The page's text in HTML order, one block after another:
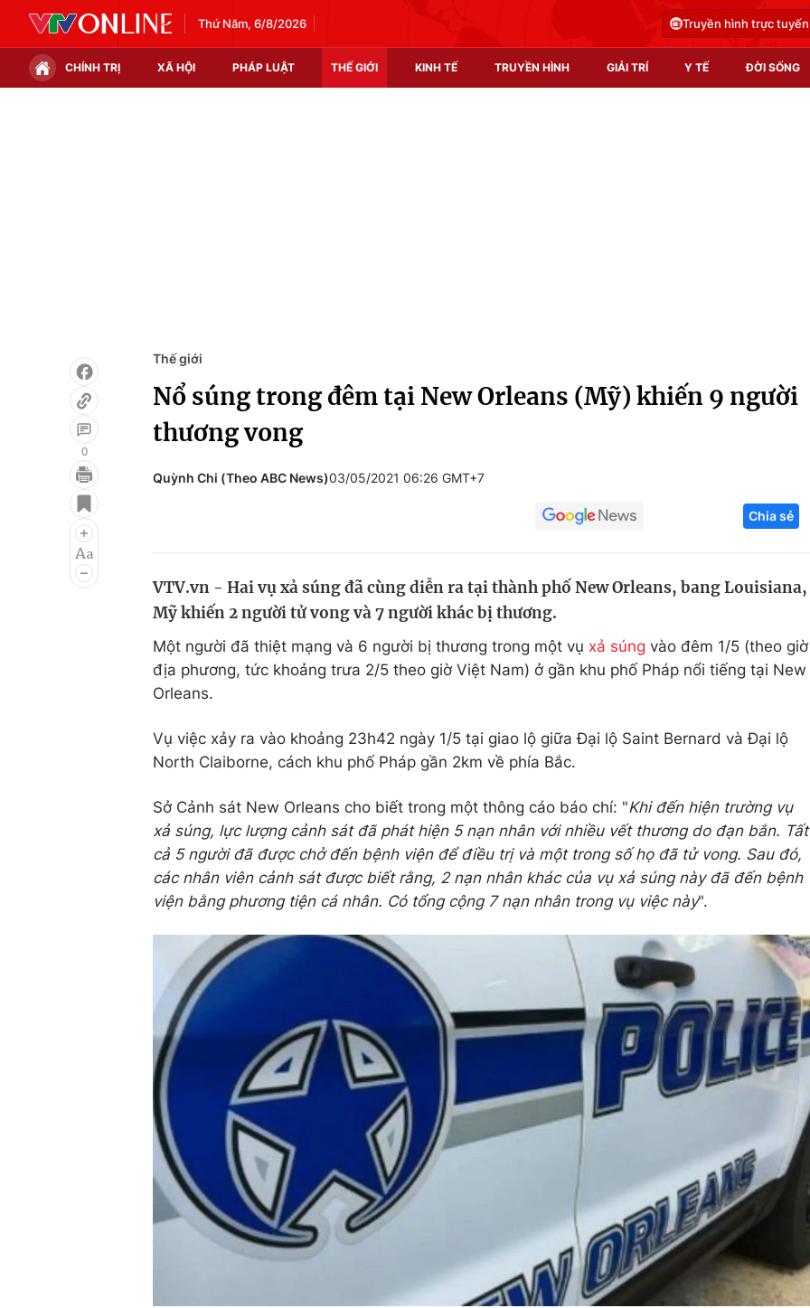
Thứ Năm, 6/8/2026 Truyền hình trực tuyến
CHÍNH TRỊ XÃ HỘI PHÁP LUẬT THẾ GIỚI KINH TẾ TRUYỀN HÌNH GIẢI TRÍ Y TẾ ĐỜI SỐNG
Infographic
Điện ảnh
Âm nhạc
Chất lượng cuộc sống
Tuyển sinh
Hitech Công
Thị trường
0
Thế giới
Nổ súng trong đêm tại New Orleans (Mỹ) khiến 9 người
thương vong
Quỳnh Chi (Theo ABC News)03/05/2021 06:26 GMT+7
Chia sẻ
VTV.vn - Hai vụ xả súng đã cùng diễn ra tại thành phố New Orleans, bang Louisiana,
Mỹ khiến 2 người tử vong và 7 người khác bị thương.
Một người đã thiệt mạng và 6 người bị thương trong một vụ xả súng vào đêm 1/5 (theo giờ
địa phương, tức khoảng trưa 2/5 theo giờ Việt Nam) ở gần khu phố Pháp nổi tiếng tại New
Orleans.
Vụ việc xảy ra vào khoảng 23h42 ngày 1/5 tại giao lộ giữa Đại lộ Saint Bernard và Đại lộ
North Claiborne, cách khu phố Pháp gần 2km về phía Bắc.
Sở Cảnh sát New Orleans cho biết trong một thông cáo báo chí: "Khi đến hiện trường vụ
xả súng, lực lượng cảnh sát đã phát hiện 5 nạn nhân với nhiều vết thương do đạn bắn. Tất
cả 5 người đã được chở đến bệnh viện để điều trị và một trong số họ đã tử vong. Sau đó,
các nhân viên cảnh sát được biết rằng, 2 nạn nhân khác của vụ xả súng này đã đến bệnh
viện bằng phương tiện cá nhân. Có tổng cộng 7 nạn nhân trong vụ việc này".